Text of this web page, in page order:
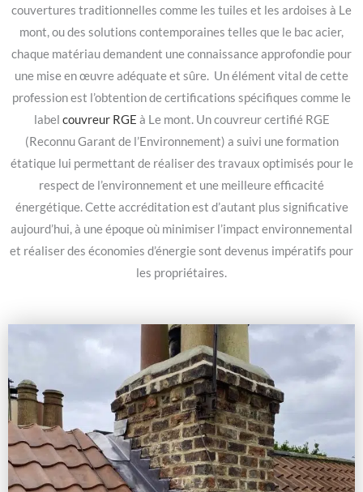
couvertures traditionnelles comme les tuiles et les ardoises à Le
mont, ou des solutions contemporaines telles que le bac acier,
chaque matériau demandent une connaissance approfondie pour
une mise en œuvre adéquate et sûre. Un élément vital de cette
profession est l’obtention de certifications spécifiques comme le
label couvreur RGE à Le mont. Un couvreur certifié RGE
(Reconnu Garant de l’Environnement) a suivi une formation
étatique lui permettant de réaliser des travaux optimisés pour le
respect de l’environnement et une meilleure efficacité
énergétique. Cette accréditation est d’autant plus significative
aujourd’hui, à une époque où minimiser l’impact environnemental
et réaliser des économies d’énergie sont devenus impératifs pour
les propriétaires.